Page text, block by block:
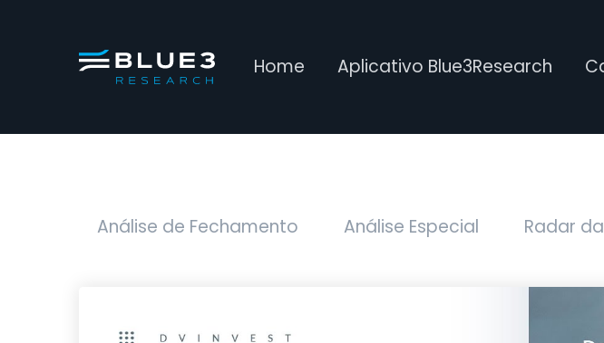
Home Aplicativo Blue3Research
Análise de Fechamento Análise Especial Radar